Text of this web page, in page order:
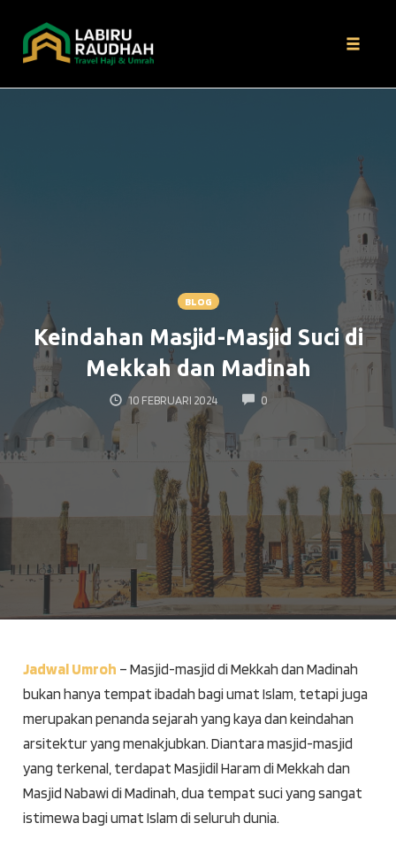
BLOG
Keindahan Masjid-Masjid Suci di
Mekkah dan Madinah
10 FEBRUARI 2024 0 COMMENTS
Jadwal Umroh – Masjid-masjid di Mekkah dan Madinah
bukan hanya tempat ibadah bagi umat Islam, tetapi juga
merupakan penanda sejarah yang kaya dan keindahan
arsitektur yang menakjubkan. Diantara masjid-masjid
yang terkenal, terdapat Masjidil Haram di Mekkah dan
Masjid Nabawi di Madinah, dua tempat suci yang sangat
istimewa bagi umat Islam di seluruh dunia.